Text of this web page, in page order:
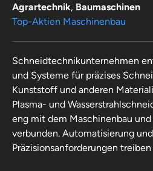
Agrartechnik, Baumaschinen
Top-Aktien Maschinenbau
Schneidtechnikunternehmen
und Systeme für präzises
Kunststoff und anderen
Plasma- und
eng mit dem Maschinenbau
verbunden. Automatisierung
Präzisionsanforderungen